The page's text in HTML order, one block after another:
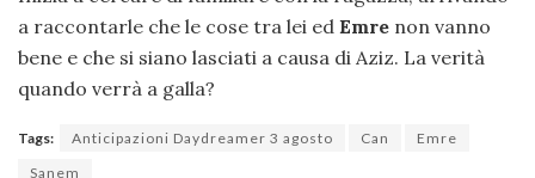
a raccontarle che le cose tra lei ed Emre non vanno
bene e che si siano lasciati a causa di Aziz. La verità
quando verrà a galla?
Tags: Anticipazioni Daydreamer 3 agosto Can
Emre
Sanem